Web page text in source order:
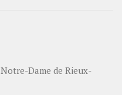
Notre-Dame de Rieux-